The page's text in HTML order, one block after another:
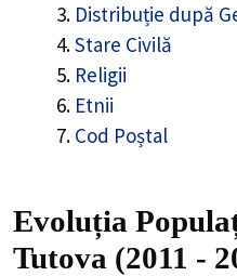
Distribuție după
Stare Civilă
Religii
Etnii
Cod Poștal
Evoluția
Tutova (2011 -